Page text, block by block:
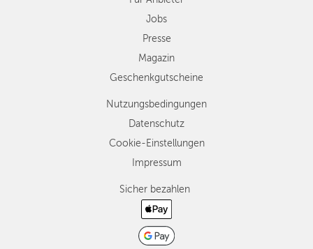
Jobs
Presse
Magazin
Geschenkgutscheine
Nutzungsbedingungen
Datenschutz
Cookie-Einstellungen
Impressum
Sicher bezahlen